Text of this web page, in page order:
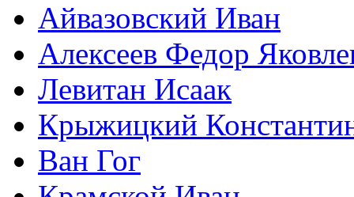
Айвазовский Иван
Алексеев Федор
Левитан Исаак
Крыжицкий
Ван Гог